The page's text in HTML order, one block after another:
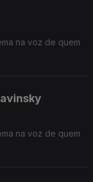
na voz de quem
na voz de quem